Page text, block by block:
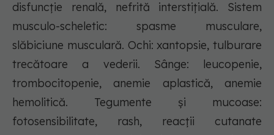
disfuncţie renală, nefrită interstiţială. Sistem
musculo-scheletic: spasme musculare,
slăbiciune musculară. Ochi: xantopsie, tulburare
trecătoare a vederii. Sânge: leucopenie,
trombocitopenie, anemie aplastică, anemie
hemolitică. Tegumente şi mucoase:
fotosensibilitate, rash, reacţii cutanate